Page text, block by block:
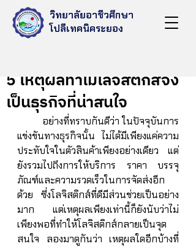
วิทยาลัยอาชีวศึกษา
โปลีเทคนิคระยอง
5 เหตุผลทำไมโลจิสติกส์จึง
เป็นธุรกิจที่น่าสนใจ
แข่งขันทางธุรกิจนั้น ไม่ได้มีเพียงแค่ความ
ประทับใจในตัวสินค้าเพียงอย่างเดียว แต่
ยังรวมไปถึงการให้บริการ ราคา บรรจุ
ภัณฑ์และความรวดเร็วในการจัดส่งอีก
ด้วย ซึ่งโลจิสติกส์ที่ดีมีส่วนช่วยเป็นอย่าง
มาก แต่เหตุผลเพียงเท่านี้ก็ยังนับว่าไม่
เพียงพอที่ทำให้โลจิสติกส์กลายเป็นจุด
สนใจ ลองมาดูกันว่า เหตุผลใดอีกบ้างที่